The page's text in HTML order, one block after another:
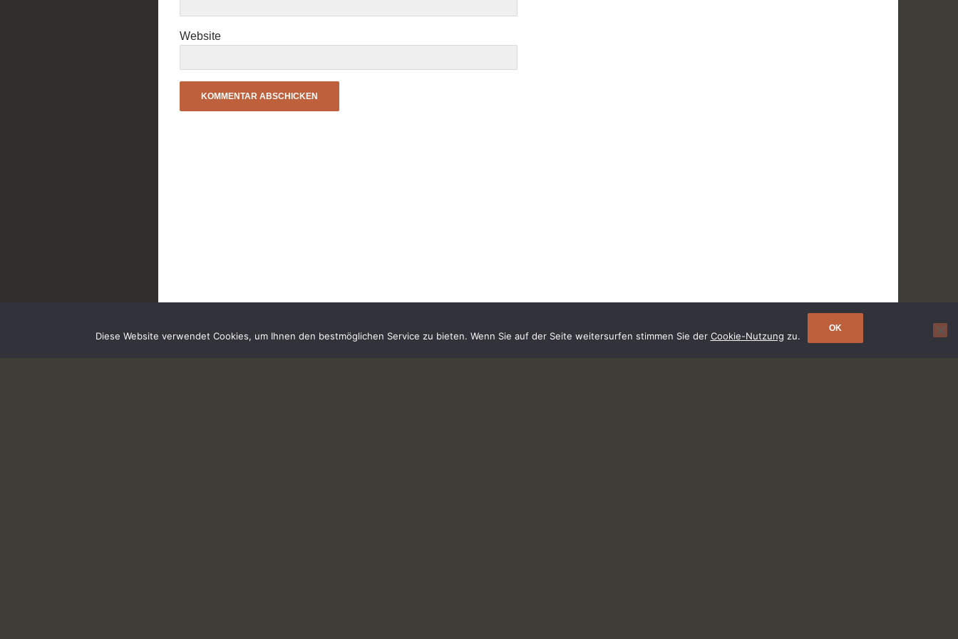
Website
Diese Website verwendet Cookies, um Ihnen den bestmöglichen Service zu bieten. Wenn Sie auf der Seite weitersurfen stimmen Sie der Cookie-Nutzung zu.
OK